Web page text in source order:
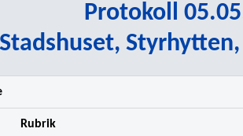
Protokoll
Stadshuset,
Rubrik